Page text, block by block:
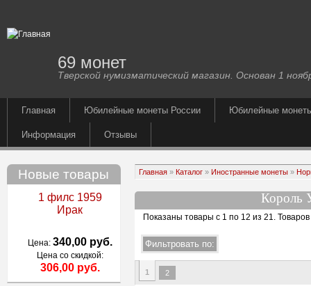
69 монет
Тверской нумизматический магазин. Основан 1
Главная Юбилейные монеты России Юбилейные
Информация Отзывы
Новые товары
1 филс 1959
Ирак
Цена: 340,00 руб.
Цена со скидкой:
306,00 руб.
Главная» Каталог» Иностранные монеты»
Король
Показаны товары с 1 по 12 из 21.
1 2